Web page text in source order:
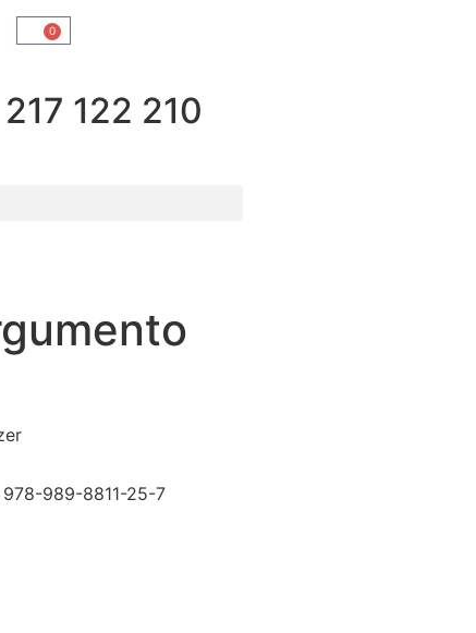
0
122 210
978-989-8811-25-7